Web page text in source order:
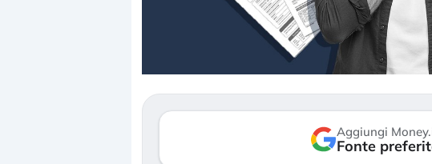
Aggiungi
Fonte
Dalle valutazioni estreme alla
correzione. Cosa sta guidando il
repricing degli asset?
mostrando segni di stanchezza
verso le (…)